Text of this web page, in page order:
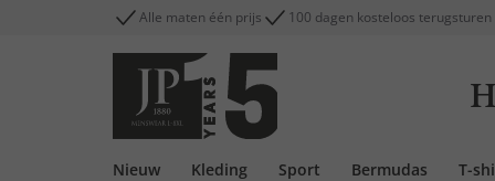
Alle maten één prijs 100 dagen kosteloos terugsturen
Nieuw Kleding Sport Bermudas T-